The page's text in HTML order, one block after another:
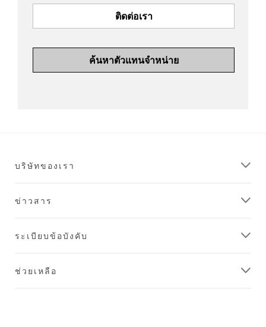
ติดต่อเรา
ค้นหาตัวแทนจำหน่าย
บริษัทของเรา
ข่าวสาร
ระเบียบข้อบังคับ
ช่วยเหลือ